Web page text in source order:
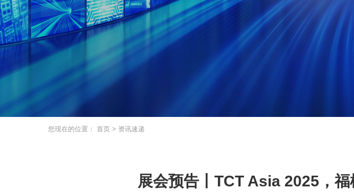
您现在的位置：首页 > 资讯速递
展会预告丨TCT Asia 2025，